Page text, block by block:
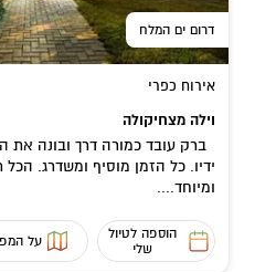
דרום ים המלח
אירוח כפרי
וילה מצחיקולה
ברק עובד כמורה דרך ובונה את
ידיו. כל הזמן מוסיף ומשדרג.
ומיוחד....
הוספה לטיול
שלי
על